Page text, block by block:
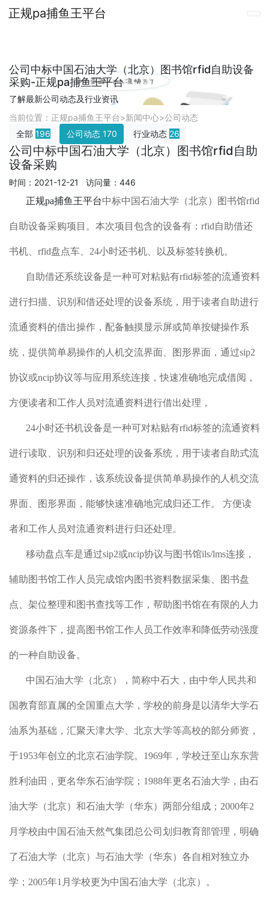
正规pa捕鱼王平台
公司中标中国石油大学（北京）图书馆rfid自助设备
采购-正规pa捕鱼王平台
了解最新公司动态及行业资讯
当前位置： 正规pa捕鱼王平台>新闻中心>公司动态
全部 196 公司动态 170 行业动态 26
公司中标中国石油大学（北京）图书馆rfid自助
设备采购
时间：2021-12-21 访问量：446
正规pa捕鱼王平台中标中国石油大学（北京）图书馆rfid
自助设备采购项目。本次项目包含的设备有：rfid自助借还
书机、rfid盘点车、24小时还书机、以及标签转换机。
自助借还系统设备是一种可对粘贴有rfid标签的流通资料
进行扫描、识别和借还处理的设备系统，用于读者自助进行
流通资料的借出操作，配备触摸显示屏或简单按键操作系
统，提供简单易操作的人机交流界面、图形界面，通过sip2
协议或ncip协议等与应用系统连接，快速准确地完成借阅，
方便读者和工作人员对流通资料进行借出处理，
24小时还书机设备是一种可对粘贴有rfid标签的流通资料
进行读取、识别和归还处理的设备系统，用于读者自助式流
通资料的归还操作，该系统设备提供简单易操作的人机交流
界面、图形界面，能够快速准确地完成归还工作。 方便读
者和工作人员对流通资料进行归还处理。
移动盘点车是通过sip2或ncip协议与图书馆ils/lms连接，
辅助图书馆工作人员完成馆内图书资料数据采集、图书盘
点、架位整理和图书查找等工作，帮助图书馆在有限的人力
资源条件下，提高图书馆工作人员工作效率和降低劳动强度
的一种自助设备。
中国石油大学（北京），简称中石大，由中华人民共和
国教育部直属的全国重点大学，学校的前身是以清华大学石
油系为基础，汇聚天津大学、北京大学等高校的部分师资，
于1953年创立的北京石油学院。1969年，学校迁至山东东营
胜利油田，更名华东石油学院；1988年更名石油大学，由石
油大学（北京）和石油大学（华东）两部分组成；2000年2
月学校由中国石油天然气集团总公司划归教育部管理，明确
了石油大学（北京）与石油大学（华东）各自相对独立办
学；2005年1月学校更为中国石油大学（北京）。